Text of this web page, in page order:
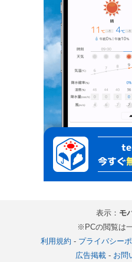
表示： モ
※PCの閲覧は
利用規約 - プライバシー
広告掲載- お問